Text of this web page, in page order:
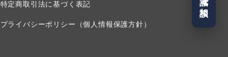
特定商取引法に基づく表記
プライバシーポリシー（個人情報保護方針）